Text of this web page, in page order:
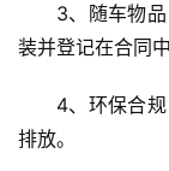
3、随车物
装并登记在合同中
4、环保合
排放。